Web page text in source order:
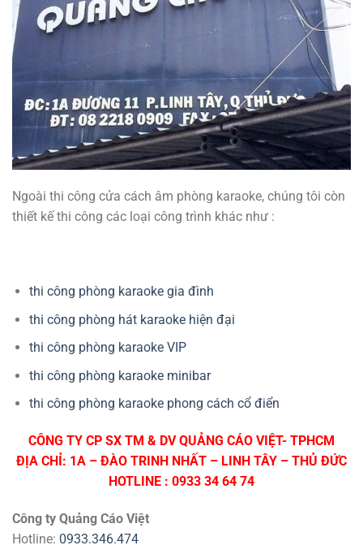
Ngoài thi công cửa cách âm phòng karaoke, chúng tôi còn
thiết kế thi công các loại công trình khác như :
thi công phòng karaoke gia đình
thi công phòng hát karaoke hiện đại
thi công phòng karaoke VIP
thi công phòng karaoke minibar
thi công phòng karaoke phong cách cổ điển
CÔNG TY CP SX TM & DV QUẢNG CÁO VIỆT- TPHCM
ĐỊA CHỈ: 1A – ĐÀO TRINH NHẤT – LINH TÂY – THỦ ĐỨC
HOTLINE : 0933 34 64 74
Công ty Quảng Cáo Việt
Hotline: 0933.346.474